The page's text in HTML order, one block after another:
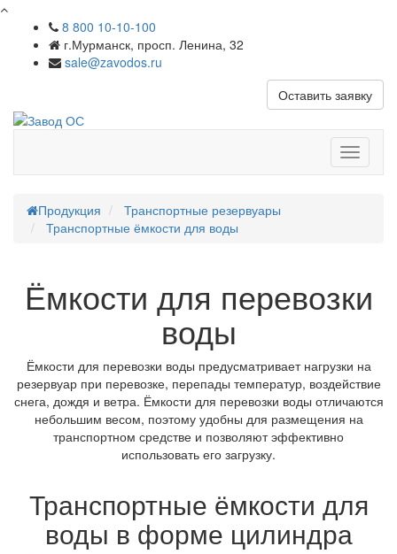
8 800 10-10-100
г.Мурманск, просп. Ленина, 32
sale@zavodos.ru
Оставить заявку
меню
Продукция
Транспортные резервуары
Транспортные ёмкости для воды
Ёмкости для перевозки
воды
Ёмкости для перевозки воды предусматривает нагрузки на
резервуар при перевозке, перепады температур, воздействие
снега, дождя и ветра. Ёмкости для перевозки воды отличаются
небольшим весом, поэтому удобны для размещения на
транспортном средстве и позволяют эффективно
использовать его загрузку.
Транспортные ёмкости для
воды в форме цилиндра